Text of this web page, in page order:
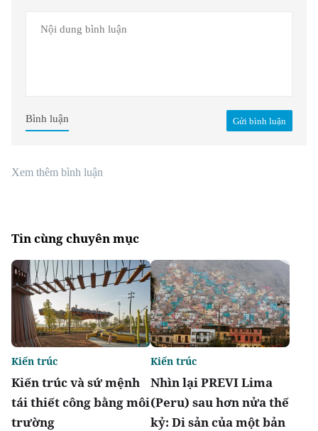
Gửi bình luận
Bình luận
Xem thêm bình luận
Tin cùng chuyên mục
Kiến trúc và sứ mệnh
tái thiết công bằng môi
trường
Kiến trúc
Nhìn lại PREVI Lima
(Peru) sau hơn nửa thế
kỷ: Di sản của một bản
Kiến trúc